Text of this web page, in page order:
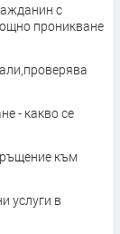
с
проникване
- какво се
към
услуги в